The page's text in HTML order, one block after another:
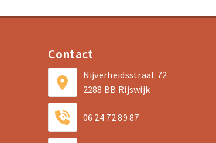
Contact
Nijverheidsstraat 72
2288 BB Rijswijk
06 24 72 89 87